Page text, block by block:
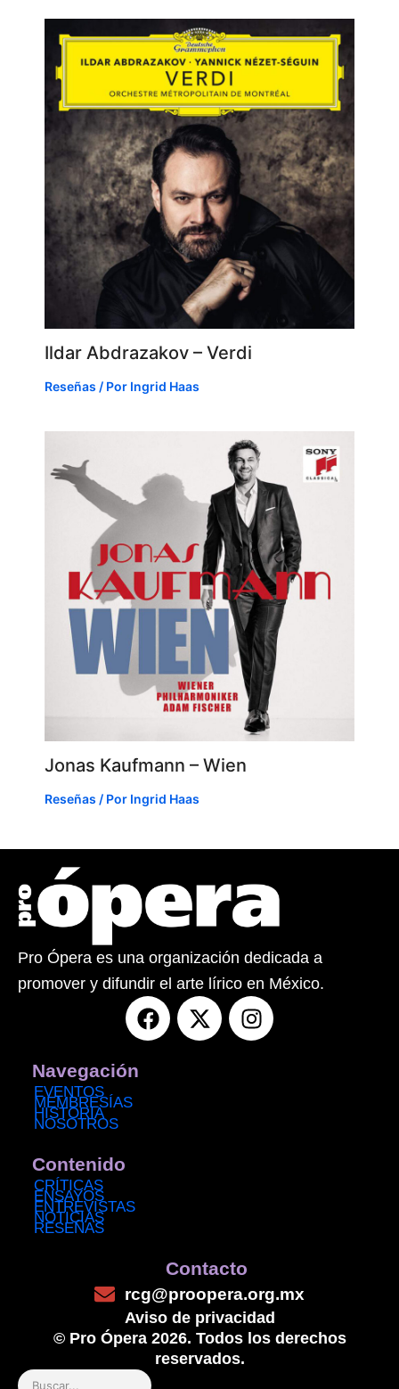
Ildar Abdrazakov – Verdi
Reseñas / Por Ingrid Haas
Jonas Kaufmann – Wien
Reseñas / Por Ingrid Haas
Pro Ópera es una organización dedicada a
promover y difundir el arte lírico en México.
F
a
X
-
I
n
Navegación
EVENTOS
MEMBRESÍAS
HISTORIA
NOSOTROS
Contenido
CRÍTICAS
ENSAYOS
ENTREVISTAS
NOTICIAS
RESEÑAS
Contacto
rcg@proopera.org.mx
Aviso de privacidad
© Pro Ópera 2026. Todos los derechos
reservados.